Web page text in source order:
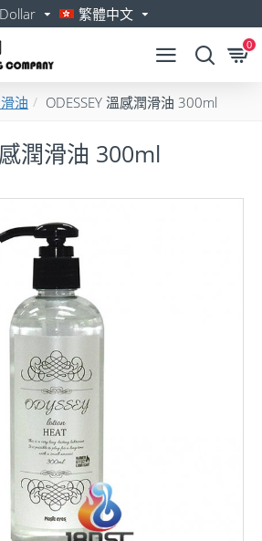
繁體中文
0
油 ODESSEY 溫感潤滑油 300ml
潤滑油 300ml